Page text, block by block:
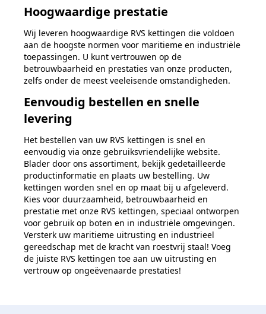
Hoogwaardige prestatie
Wij leveren hoogwaardige RVS kettingen die voldoen
aan de hoogste normen voor maritieme en industriële
toepassingen. U kunt vertrouwen op de
betrouwbaarheid en prestaties van onze producten,
zelfs onder de meest veeleisende omstandigheden.
Eenvoudig bestellen en snelle
levering
Het bestellen van uw RVS kettingen is snel en
eenvoudig via onze gebruiksvriendelijke website.
Blader door ons assortiment, bekijk gedetailleerde
productinformatie en plaats uw bestelling. Uw
kettingen worden snel en op maat bij u afgeleverd.
Kies voor duurzaamheid, betrouwbaarheid en
prestatie met onze RVS kettingen, speciaal ontworpen
voor gebruik op boten en in industriële omgevingen.
Versterk uw maritieme uitrusting en industrieel
gereedschap met de kracht van roestvrij staal! Voeg
de juiste RVS kettingen toe aan uw uitrusting en
vertrouw op ongeëvenaarde prestaties!